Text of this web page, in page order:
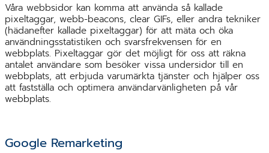
Våra webbsidor kan komma att använda så kallade
pixeltaggar, webb-beacons, clear GIFs, eller andra tekniker
(hädanefter kallade pixeltaggar) för att mäta och öka
användningsstatistiken och svarsfrekvensen för en
webbplats. Pixeltaggar gör det möjligt för oss att räkna
antalet användare som besöker vissa undersidor till en
webbplats, att erbjuda varumärkta tjänster och hjälper oss
att fastställa och optimera användarvänligheten på vår
webbplats.
Google Remarketing